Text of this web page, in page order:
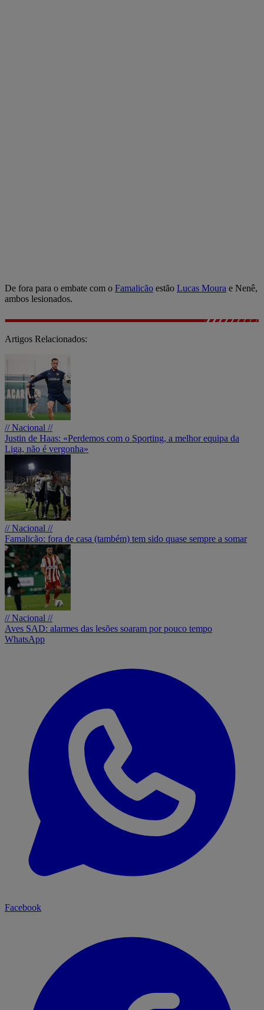
De fora para o embate com o Famalicão estão Lucas Moura e Nenê,
ambos lesionados.
Artigos Relacionados:
// Nacional //
Justin de Haas: «Perdemos com o Sporting, a melhor equipa da
Liga, não é vergonha»
// Nacional //
Famalicão: fora de casa (também) tem sido quase sempre a somar
// Nacional //
Aves SAD: alarmes das lesões soaram por pouco tempo
WhatsApp
Facebook